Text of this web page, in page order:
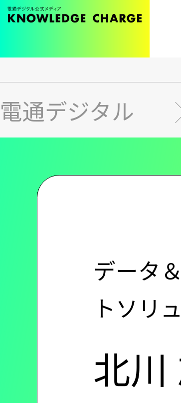
メ
イ
ン
コ
電通デジタル
北川
データ
トソリ